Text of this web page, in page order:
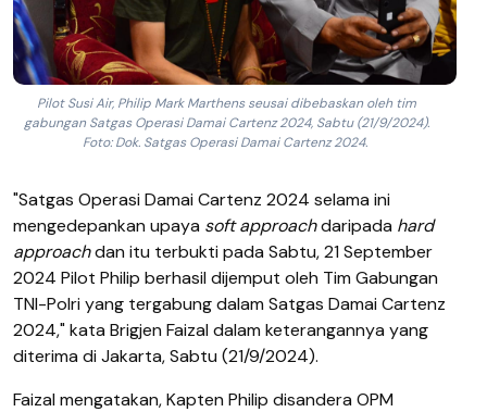
Pilot Susi Air, Philip Mark Marthens seusai dibebaskan oleh tim
gabungan Satgas Operasi Damai Cartenz 2024, Sabtu (21/9/2024).
Foto: Dok. Satgas Operasi Damai Cartenz 2024.
"Satgas Operasi Damai Cartenz 2024 selama ini
mengedepankan upaya soft approachdaripada hard
approachdan itu terbukti pada Sabtu, 21 September
2024 Pilot Philip berhasil dijemput oleh Tim Gabungan
TNI-Polri yang tergabung dalam Satgas Damai Cartenz
2024," kata Brigjen Faizal dalam keterangannya yang
diterima di Jakarta, Sabtu (21/9/2024).
Faizal mengatakan, Kapten Philip disandera OPM